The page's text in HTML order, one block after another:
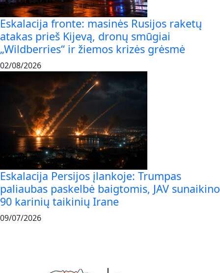
Eskalacija fronte: masinės Rusijos raketų
atakas prieš Kijevą, dronų smūgiai
„Wildberries“ ir žiemos krizės grėsmė
02/08/2026
Eskalacija Persijos įlankoje: Trumpas
paliaubas paskelbė baigtomis, JAV sunaikino
90 karinių taikinių Irane
09/07/2026